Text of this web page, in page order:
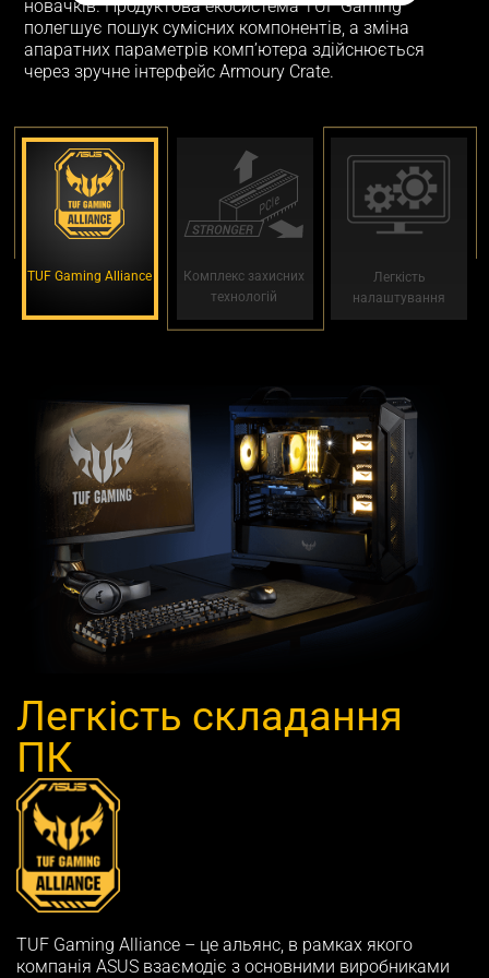
новачків. Продуктова екосистема TUF Gaming
полегшує пошук сумісних компонентів, а зміна
апаратних параметрів комп’ютера здійснюється
через зручне інтерфейс Armoury Crate.
TUF Gaming Alliance
Комплекс захисних
технологій
Легкість
налаштування
Легкість складання
ПК
TUF Gaming Alliance – це альянс, в рамках якого
компанія ASUS взаємодіє з основними виробниками